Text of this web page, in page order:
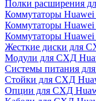
Полки расширения
Коммутаторы Huawei
Коммутаторы Huawei
Коммутаторы Huawei
Жесткие диски для
Модули для СХД
Системы питания
Стойки для СХД
Опции для СХД